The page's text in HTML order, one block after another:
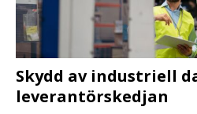
Skydd av industriell
leverantörskedjan